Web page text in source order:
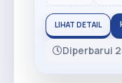
LIHAT DETAIL
Diperbarui